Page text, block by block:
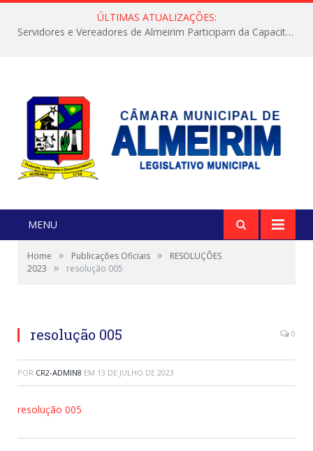
ÚLTIMAS ATUALIZAÇÕES:
Servidores e Vereadores de Almeirim Participam da Capacitação “Orientar é a Nossa Missão”
MENU
Home » Publicações Oficiais »
RESOLUÇÕES
2023
» resolução 005
resolução 005 0
POR CR2-ADMIN8 EM 13 DE JULHO DE 2023
resolução 005